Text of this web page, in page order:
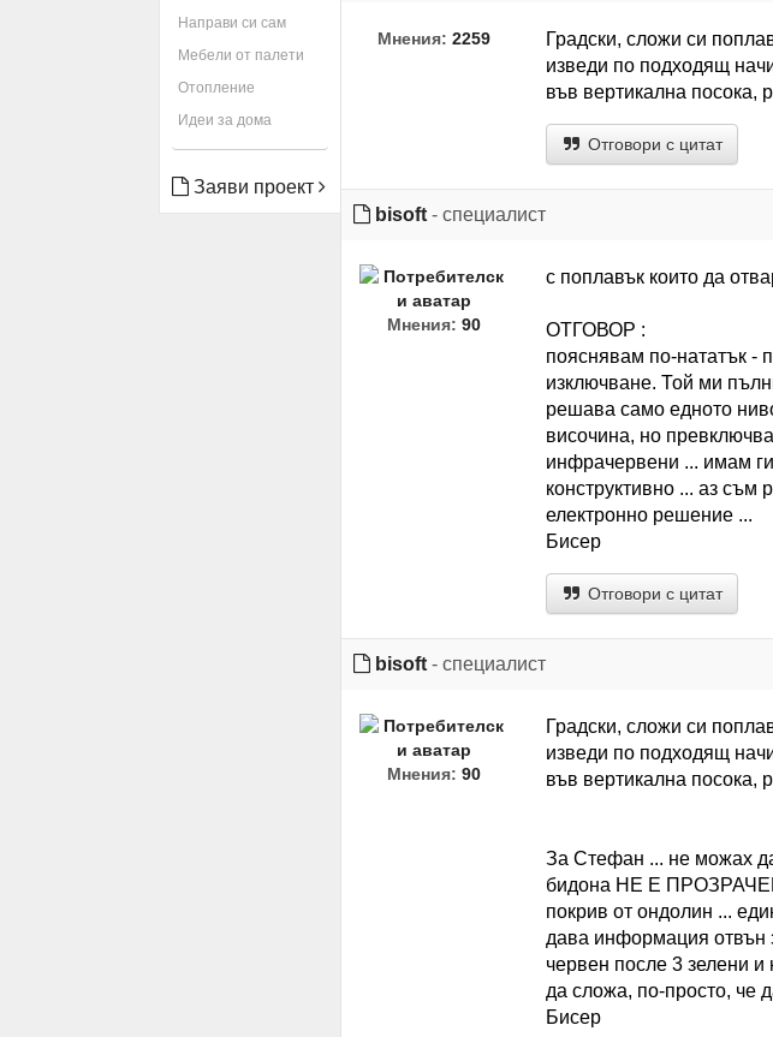
Направи си сам
Мебели от палети
Отопление
Идеи за дома
Заяви проект
Мнения: 2259
Градски, сложи си
изведи по подходящ
във вертикална посока,
Отговори с цитат
bisoft - специалист
Мнения: 90
с поплавък които да
ОТГОВОР :
пояснявам по-нататък -
изключване. Той ми
решава само едното
височина, но
инфрачервени ... имам
конструктивно ... аз
електронно решение ...
Бисер
Отговори с цитат
bisoft - специалист
Мнения: 90
Градски, сложи си
изведи по подходящ
във вертикална посока,
За Стефан ... не можах
бидона НЕ Е ПРОЗРАЧЕН
покрив от ондолин ...
дава информация отвън
червен после 3 зелени
да сложа, по-просто, че
Бисер